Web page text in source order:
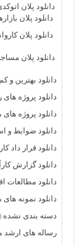
دانلود پلان
دانلود پلان
دانلود پلان
دانلود پلان
دانلود بهترین و
دانلود پروژه
دانلود پروژه
دانلود ضوابط و
دانلود قرار داد
دانلود گزارش
دانلود مطالعات
دانلود نمونه
دسته بندی نشده
رساله های ارشد